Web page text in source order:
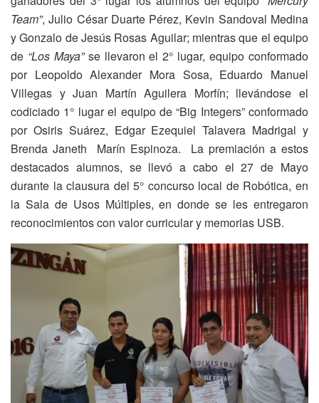
Team”, Julio César Duarte Pérez, Kevin Sandoval Medina
y Gonzalo de Jesús Rosas Aguilar; mientras que el equipo
de “Los Maya”se llevaron el 2° lugar, equipo conformado
por Leopoldo Alexander Mora Sosa, Eduardo Manuel
Villegas y Juan Martín Aguilera Morfín; llevándose el
codiciado 1° lugar el equipo de “Big Integers” conformado
por Osiris Suárez, Edgar Ezequiel Talavera Madrigal y
Brenda Janeth Marín Espinoza. La premiación a estos
destacados alumnos, se llevó a cabo el 27 de Mayo
durante la clausura del 5° concurso local de Robótica, en
la Sala de Usos Múltiples, en donde se les entregaron
reconocimientos con valor curricular y memorias USB.